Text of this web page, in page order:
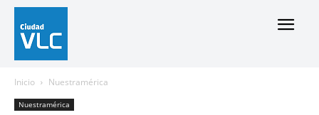
Inicio Nuestramérica
Nuestramérica